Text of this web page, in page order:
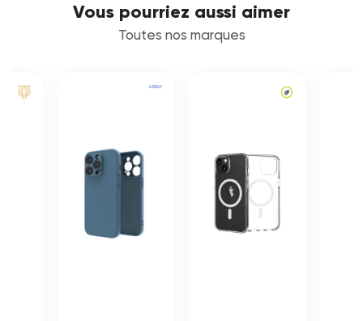
Vous pourriez aussi aimer
Toutes nos marques